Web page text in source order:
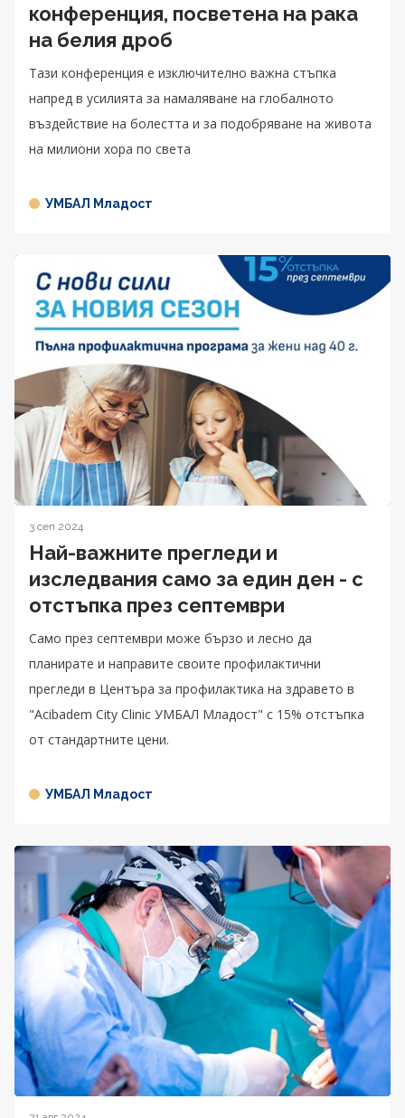
конференция, посветена на рака
на белия дроб
Тази конференция е изключително важна стъпка
напред в усилията за намаляване на глобалното
въздействие на болестта и за подобряване на живота
на милиони хора по света
УМБАЛ Младост
3 сеп 2024
Най-важните прегледи и
изследвания само за един ден - с
отстъпка през септември
Само през септември може бързо и лесно да
планирате и направите своите профилактични
прегледи в Центъра за профилактика на здравето в
"Acibаdem City Clinic УМБАЛ Младост" с 15% отстъпка
от стандартните цени.
УМБАЛ Младост